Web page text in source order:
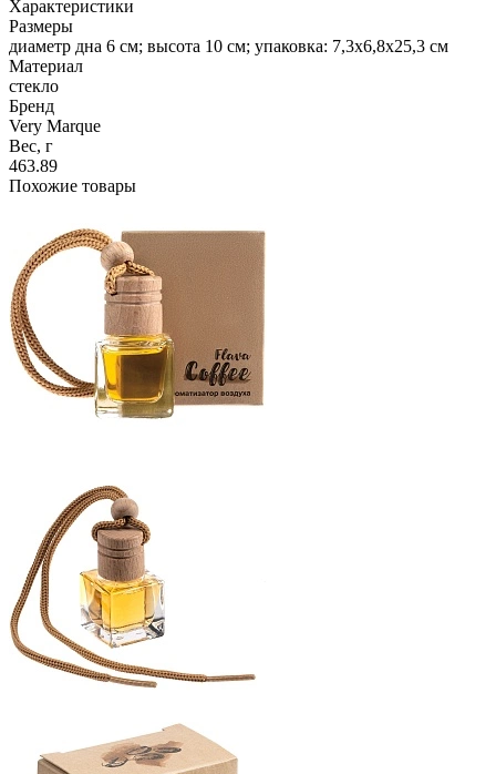
Характеристики
Размеры
диаметр дна 6 см; высота 10 см; упаковка: 7,3х6,8х25,3 см
Материал
стекло
Бренд
Very Marque
Вес, г
463.89
Похожие товары